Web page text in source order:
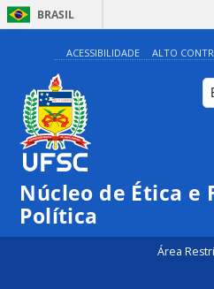
BRASIL
ACESSIBILIDADE ALTO
Núcleo de Ética e
Política
Área